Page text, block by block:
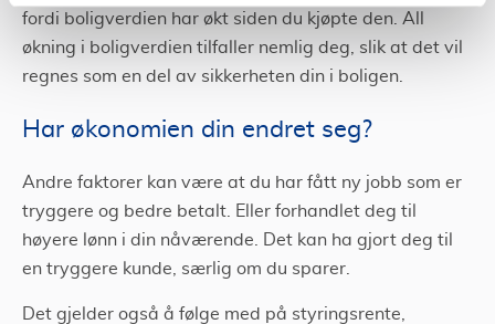
fordi boligverdien har økt siden du kjøpte den. All
økning i boligverdien tilfaller nemlig deg, slik at det vil
regnes som en del av sikkerheten din i boligen.
Har økonomien din endret seg?
Andre faktorer kan være at du har fått ny jobb som er
tryggere og bedre betalt. Eller forhandlet deg til
høyere lønn i din nåværende. Det kan ha gjort deg til
en tryggere kunde, særlig om du sparer.
Det gjelder også å følge med på styringsrente,